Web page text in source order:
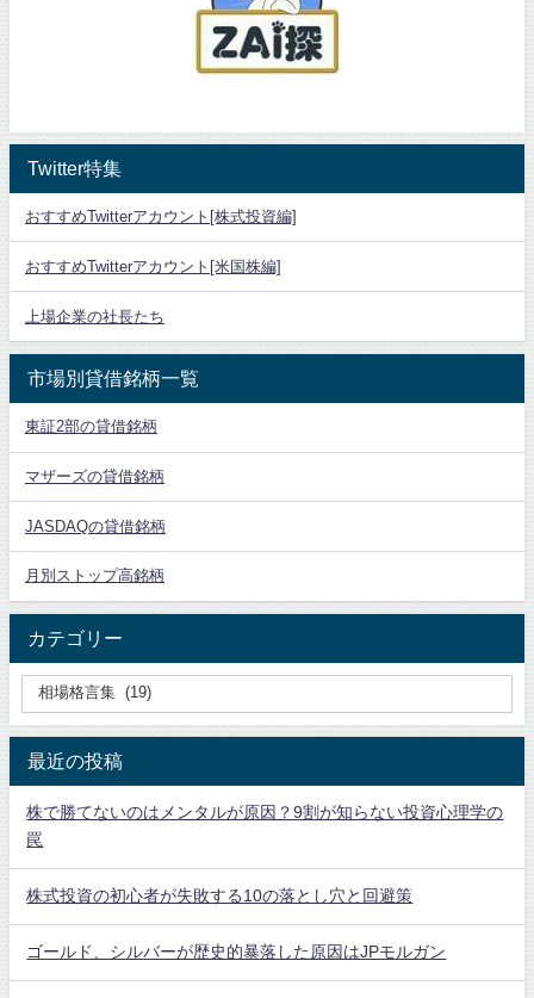
Twitter特集
おすすめTwitterアカウント[株式投資編]
おすすめTwitterアカウント[米国株編]
上場企業の社長たち
市場別貸借銘柄一覧
東証2部の貸借銘柄
マザーズの貸借銘柄
JASDAQの貸借銘柄
月別ストップ高銘柄
カテゴリー
最近の投稿
株で勝てないのはメンタルが原因？9割が知らない投資心理学の
罠
株式投資の初心者が失敗する10の落とし穴と回避策
ゴールド、シルバーが歴史的暴落した原因はJPモルガン